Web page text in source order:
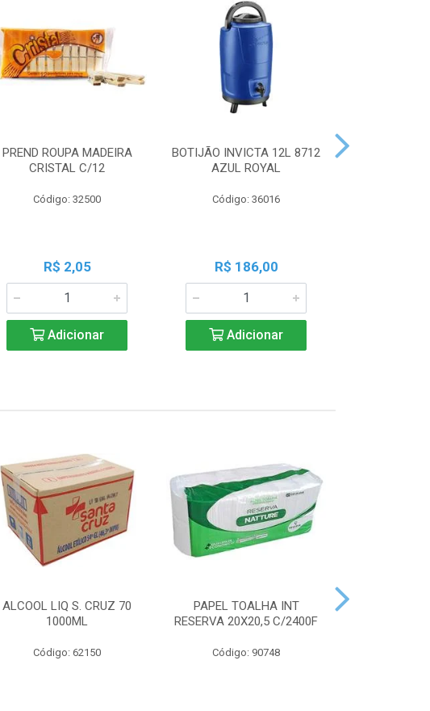
PREND ROUPA MADEIRA
CRISTAL C/12
Código: 32500
R$ 2,05
Adicionar
BOTIJÃO INVICTA 12L 8712
AZUL ROYAL
Código: 36016
R$ 186,00
Adicionar
ALCOOL LIQ S. CRUZ 70
1000ML
Código: 62150
PAPEL TOALHA INT
RESERVA 20X20,5 C/2400F
Código: 90748